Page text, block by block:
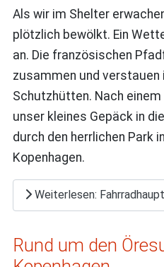
Als wir im Shelter
plötzlich bewölkt. Ein
an. Die französischen
zusammen und verstauen
Schutzhütten. Nach
unser kleines Gepäck in
durch den herrlichen Park
Kopenhagen.
Weiterlesen:
Rund um den